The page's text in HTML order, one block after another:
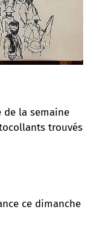
la semaine
trouvés
ce dimanche